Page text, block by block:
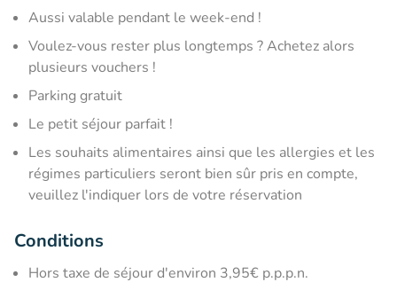
Aussi valable pendant le week-end !
Voulez-vous rester plus longtemps ? Achetez alors
plusieurs vouchers !
Parking gratuit
Le petit séjour parfait !
Les souhaits alimentaires ainsi que les allergies et les
régimes particuliers seront bien sûr pris en compte,
veuillez l'indiquer lors de votre réservation
Conditions
Hors taxe de séjour d'environ 3,95€ p.p.p.n.